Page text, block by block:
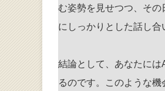
む姿勢を見せつつ、そ
にしっかりとした話し合
結論として、あなたに
るのです。このような